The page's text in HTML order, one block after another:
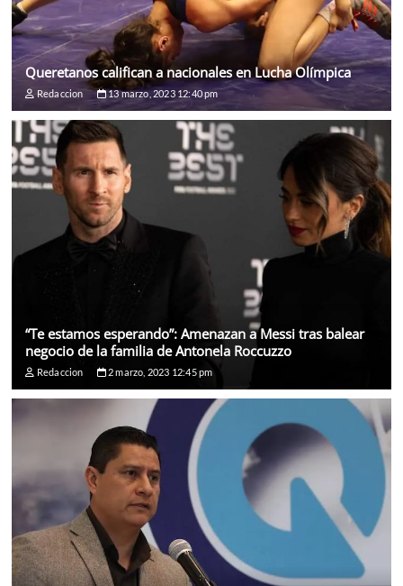
Queretanos califican a nacionales en Lucha Olímpica
Redaccion 13 marzo, 2023 12:40 pm
“Te estamos esperando”: Amenazan a Messi tras balear
negocio de la familia de Antonela Roccuzzo
Redaccion 2 marzo, 2023 12:45 pm